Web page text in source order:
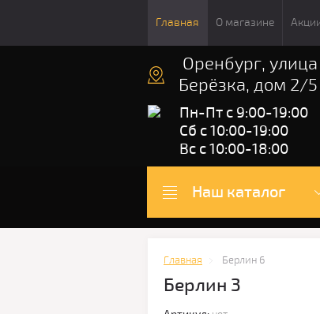
Главная О магазине
Оренбург, улица
Берёзка, дом 2/5
Пн-Пт с 9:00-19:00
Сб с 10:00-19:00
Вс с 10:00-18:00
Наш каталог
Главная Берлин 6
Берлин 3